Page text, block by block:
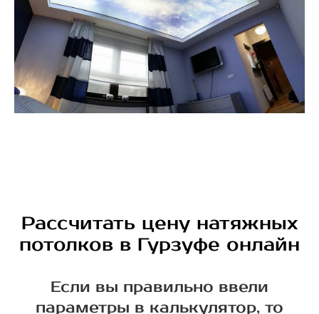
Рассчитать цену натяжных
потолков в Гурзуфе онлайн
Если вы правильно ввели
параметры в калькулятор, то